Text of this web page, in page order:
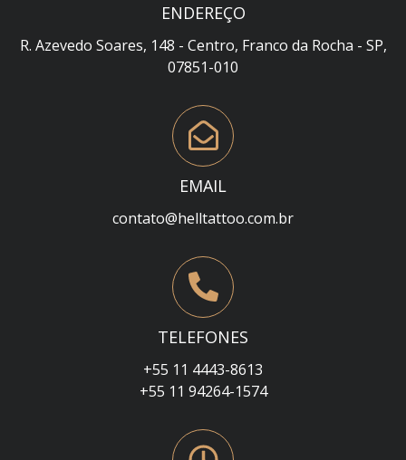
ENDEREÇO
R. Azevedo Soares, 148 - Centro, Franco da Rocha - SP,
07851-010
EMAIL
contato@helltattoo.com.br
TELEFONES
+55 11 4443-8613
+55 11 94264-1574